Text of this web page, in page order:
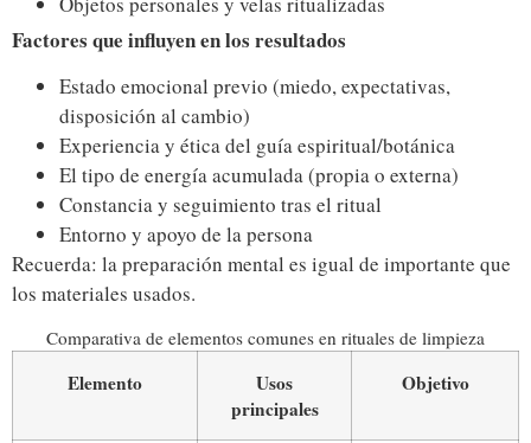
Factores que influyen en los resultados
Estado emocional previo (miedo, expectativas,
disposición al cambio)
Experiencia y ética del guía espiritual/botánica
El tipo de energía acumulada (propia o externa)
Constancia y seguimiento tras el ritual
Entorno y apoyo de la persona
Recuerda: la preparación mental es igual de importante que
los materiales usados.
Comparativa de elementos comunes en rituales de limpieza
Elemento
Usos
principales
Objetivo